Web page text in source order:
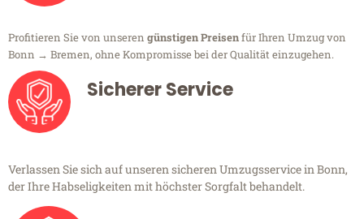
Profitieren Sie von unseren günstigen Preisenfür Ihren Umzug von
Bonn → Bremen, ohne Kompromisse bei der Qualität einzugehen.
Sicherer Service
Verlassen Sie sich auf unseren sicheren Umzugsservice in Bonn,
der Ihre Habseligkeiten mit höchster Sorgfalt behandelt.